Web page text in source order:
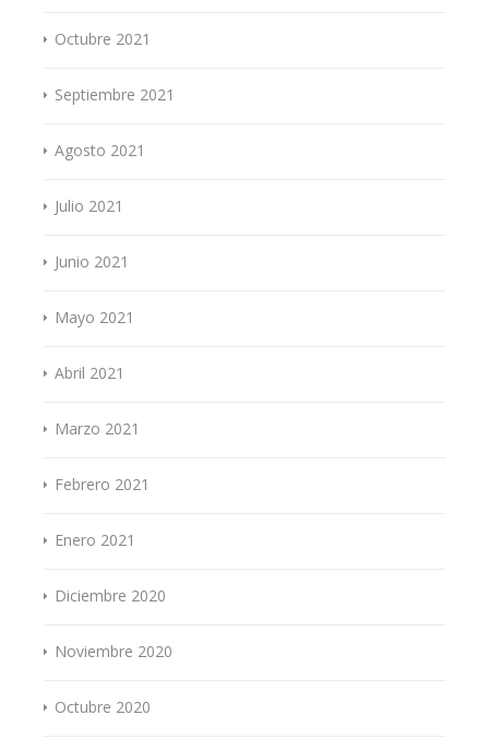
Octubre 2021
Septiembre 2021
Agosto 2021
Julio 2021
Junio 2021
Mayo 2021
Abril 2021
Marzo 2021
Febrero 2021
Enero 2021
Diciembre 2020
Noviembre 2020
Octubre 2020